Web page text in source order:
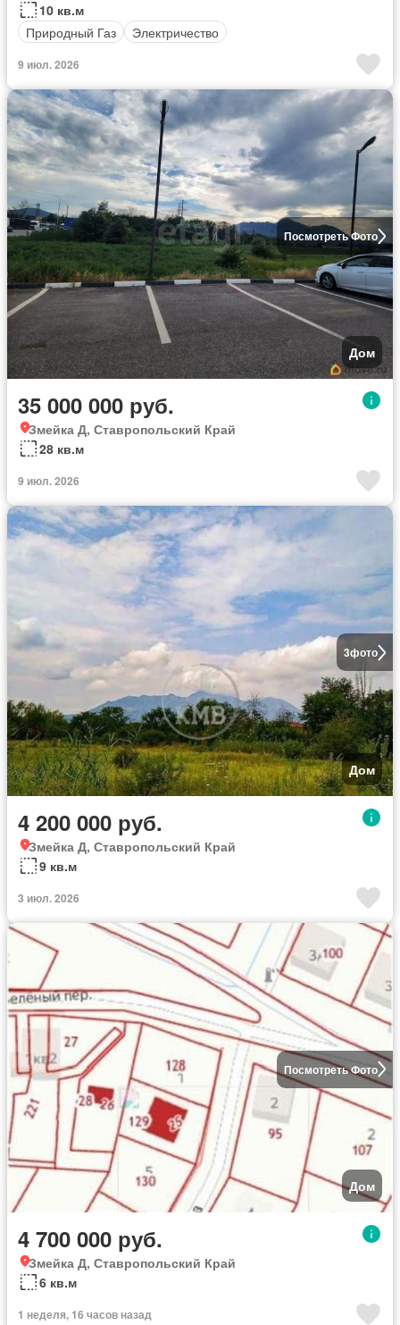
10 кв.м
Природный Газ
Электричество
9 июл. 2026
Посмотреть Фото
Дом
35 000 000 руб.
Змейка Д, Ставропольский Край
28 кв.м
9 июл. 2026
3фото
Дом
4 200 000 руб.
Змейка Д, Ставропольский Край
9 кв.м
3 июл. 2026
Посмотреть Фото
Дом
4 700 000 руб.
Змейка Д, Ставропольский Край
6 кв.м
1 неделя, 16 часов назад